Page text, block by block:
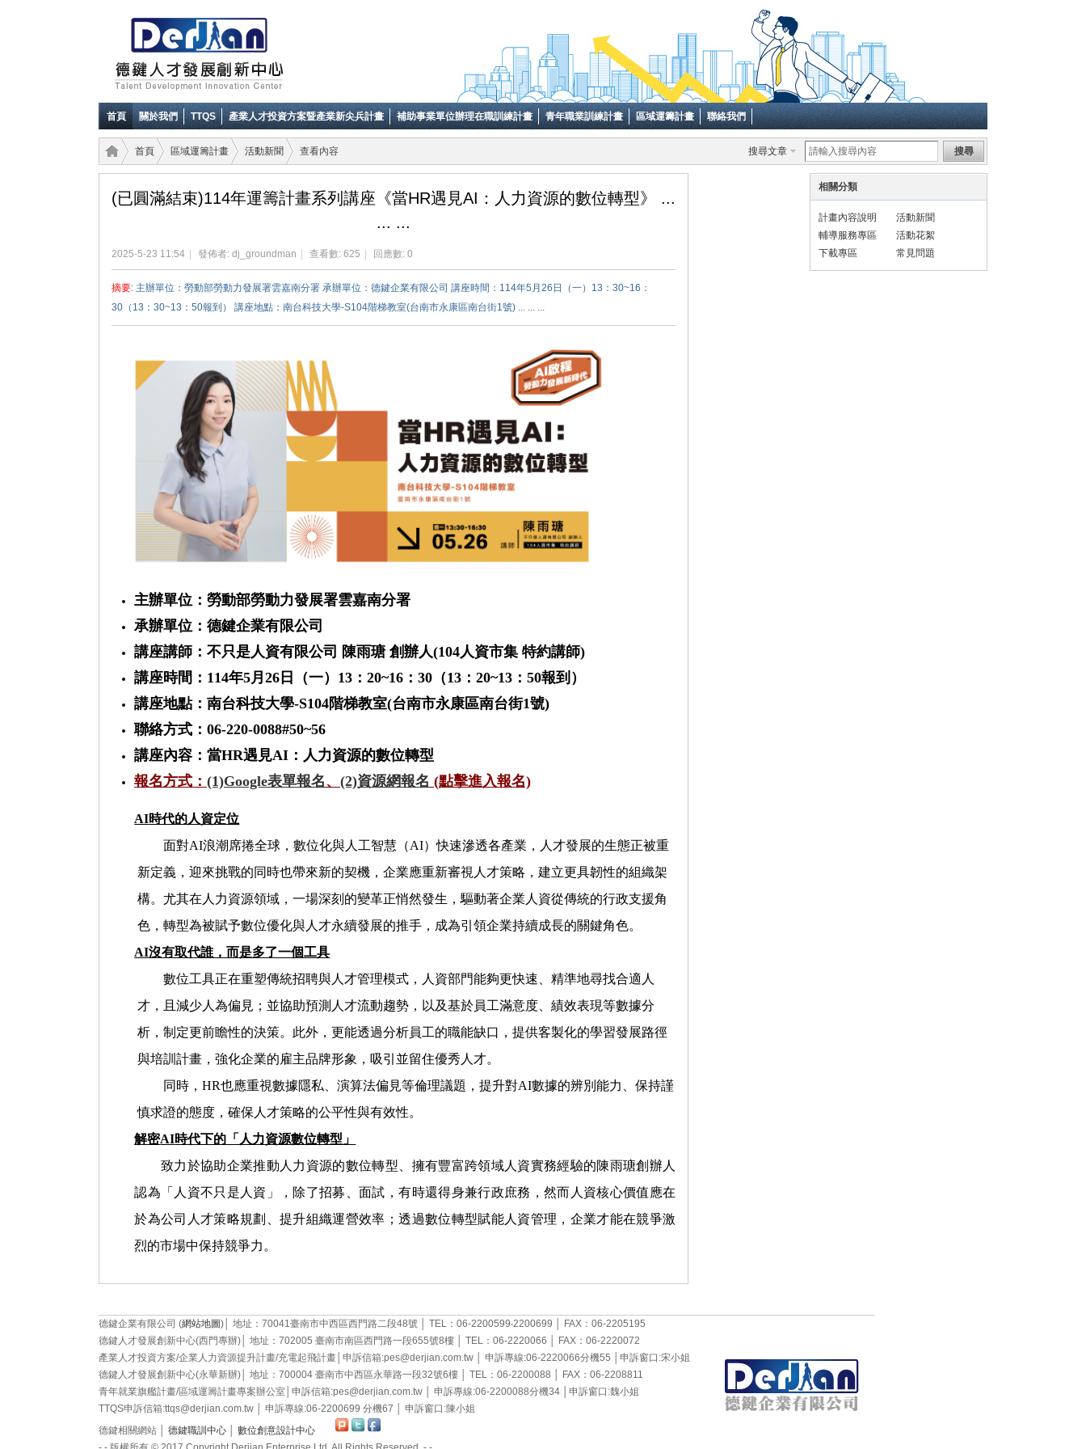
首頁 關於我們 TTQS 產業人才投資方案暨產業新尖兵計畫 補助事業單位辦理在職訓練計畫 青年職業訓練計畫 區域運籌計畫 聯絡我們
搜尋文章 搜尋
訓練
首頁 區域運籌計畫 活動新聞 查看內容
(已圓滿結束)114年運籌計畫系列講座《當HR遇見AI：人力資源的數位轉型》 ...
... ...
2025-5-23 11:54 發佈者: dj_groundman 查看數: 625 回應數: 0
摘要: 主辦單位：勞動部勞動力發展署雲嘉南分署 承辦單位：德鍵企業有限公司 講座時間：114年5月26日（一）13：30~16：
30（13：30~13：50報到） 講座地點：南台科技大學-S104階梯教室(台南市永康區南台街1號) ... ... ...
主辦單位：勞動部勞動力發展署雲嘉南分署
承辦單位：德鍵企業有限公司
講座講師：不只是人資有限公司 陳雨瑭 創辦人(104人資市集 特約講師)
講座時間： 114年5月 26 日（一） 13 ：20~16 ： 30 （13 ：20~13 ： 50報到）
講座地點：南台科技大學-S104階梯教室(台南市永康區南台街1號)
聯絡方式： 06-220-0088#50~56
講座內容：當HR遇見AI ：人力資源的數位轉型
報名方式： (1)Google表單報名、 (2)資源網報名 (點擊進入報名)
AI時代的人資定位
面對AI浪潮席捲全球，數位化與人工智慧（AI）快速滲透各產業，人才發展的生態正被重
新定義，迎來挑戰的同時也帶來新的契機，企業應重新審視人才策略，建立更具韌性的組織架
構。尤其在人力資源領域，一場深刻的變革正悄然發生，驅動著企業人資從傳統的行政支援角
色，轉型為被賦予數位優化與人才永續發展的推手，成為引領企業持續成長的關鍵角色。
AI沒有取代誰，而是多了一個工具
數位工具正在重塑傳統招聘與人才管理模式，人資部門能夠更快速、精準地尋找合適人
才，且減少人為偏見；並協助預測人才流動趨勢，以及基於員工滿意度、績效表現等數據分
析，制定更前瞻性的決策。此外，更能透過分析員工的職能缺口，提供客製化的學習發展路徑
與培訓計畫，強化企業的雇主品牌形象，吸引並留住優秀人才。
同時， HR也應重視數據隱私、演算法偏見等倫理議題，提升對AI數據的辨別能力、保持謹
慎求證的態度，確保人才策略的公平性與有效性。
解密AI時代下的「人力資源數位轉型」
致力於協助企業推動人力資源的數位轉型、擁有豐富跨領域人資實務經驗的陳雨瑭創辦人
認為「人資不只是人資」，除了招募、面試，有時還得身兼行政庶務，然而人資核心價值應在
於為公司人才策略規劃、提升組織運營效率；透過數位轉型賦能人資管理，企業才能在競爭激
烈的市場中保持競爭力。
相關分類
計畫內容說明
活動新聞
輔導服務專區
活動花絮
下載專區
常見問題
德鍵企業有限公司 (網站地圖)│ 地址：70041臺南市中西區西門路二段48號 │ TEL：06-2200599‧2200699 │ FAX：06-2205195
德鍵人才發展創新中心(西門專辦)│ 地址：702005 臺南市南區西門路一段655號8樓 │ TEL：06-2220066 │ FAX：06-2220072
產業人才投資方案/企業人力資源提升計畫/充電起飛計畫│申訴信箱:pes@derjian.com.tw │ 申訴專線:06-2220066分機55 │申訴窗口:宋小姐
德鍵人才發展創新中心(永華新辦)│ 地址：700004 臺南市中西區永華路一段32號6樓 │ TEL：06-2200088 │ FAX：06-2208811
青年就業旗艦計畫/區域運籌計畫專案辦公室│申訴信箱:pes@derjian.com.tw │ 申訴專線:06-2200088分機34 │申訴窗口:魏小姐
TTQS申訴信箱:ttqs@derjian.com.tw │ 申訴專線:06-2200699 分機67 │ 申訴窗口:陳小姐
德鍵相關網站 │ 德鍵職訓中心
數位創意設計中心